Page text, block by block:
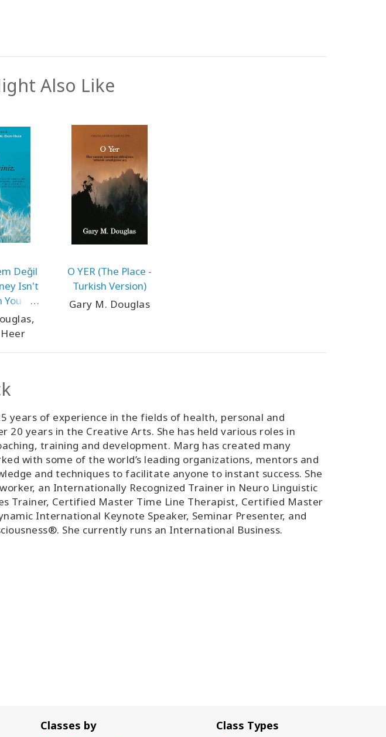
Also Like
Değil
Isn't
Are
O YER (The Place -
Turkish Version)
Gary M. Douglas
years of experience in the fields of health, personal and
20 years in the Creative Arts. She has held various roles in
training and development. Marg has created many
with some of the world’s leading organizations, mentors and
and techniques to facilitate anyone to instant success. She
an Internationally Recognized Trainer in Neuro Linguistic
Trainer, Certified Master Time Line Therapist, Certified Master
International Keynote Speaker, Seminar Presenter, and
She currently runs an International Business.
Classes by
Class Types